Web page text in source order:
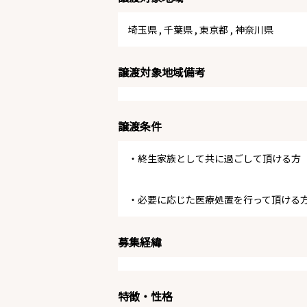
埼玉県 , 千葉県 , 東京都 , 神奈川県
譲渡対象地域備考
譲渡条件
・終生家族として共に過ごして頂ける方
・必要に応じた医療処置を行って頂ける
募集経緯
特徴・性格